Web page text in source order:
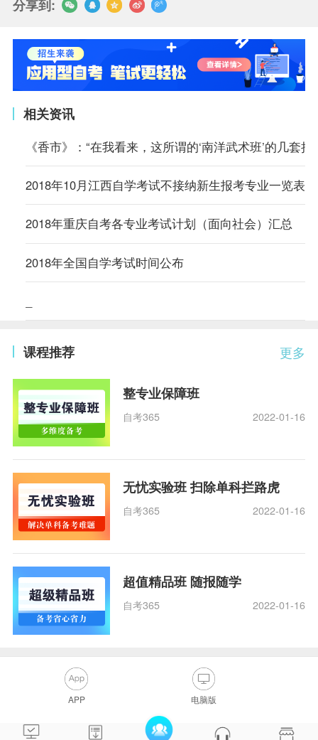
分享到:
相关资讯
《香市》：“在我看来，这所谓的‘南洋武术班’的几套
2018年10月江西自学考试不接纳新生报考专业一览表
2018年重庆自考各专业考试计划（面向社会）汇总
2018年全国自学考试时间公布
更多
课程推荐
整专业保障班
自考365 2022-01-16
无忧实验班 扫除单科拦路虎
自考365 2022-01-16
超值精品班 随报随学
自考365 2022-01-16
APP 电脑版